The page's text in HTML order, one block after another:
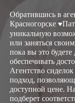
Обратившись в
Красногорске ♥
уникальную
или заняться
пока вы это будете
обеспечивать
Агентство
подход,
доступной цене.
подберет